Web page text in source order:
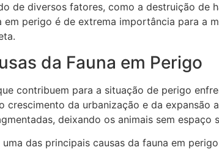
de diversos fatores, como a destruição de
em perigo é de extrema importância para a
da Fauna em Perigo
contribuem para a situação de perigo
crescimento da urbanização e da expansão
deixando os animais sem espaço
das principais causas da fauna em